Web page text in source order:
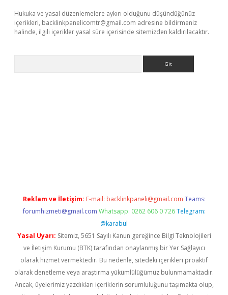
Hukuka ve yasal düzenlemelere aykırı olduğunu düşündüğünüz
içerikleri, backlinkpanelicomtr@gmail.com adresine bildirmeniz
halinde, ilgili içerikler yasal süre içerisinde sitemizden kaldırılacaktır.
Reklam ve İletişim: E-mail: backlinkpaneli@gmail.com Teams:
forumhizmeti@gmail.com Whatsapp: 0262 606 0 726 Telegram:
@karabul
Yasal Uyarı: Sitemiz, 5651 Sayılı Kanun gereğince Bilgi Teknolojileri
ve İletişim Kurumu (BTK) tarafından onaylanmış bir Yer Sağlayıcı
olarak hizmet vermektedir. Bu nedenle, sitedeki içerikleri proaktif
olarak denetleme veya araştırma yükümlülüğümüz bulunmamaktadır.
Ancak, üyelerimiz yazdıkları içeriklerin sorumluluğunu taşımakta olup,